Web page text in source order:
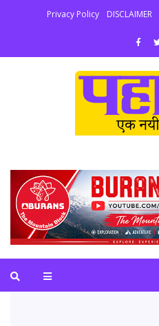
Privacy Policy DISCLAIMER